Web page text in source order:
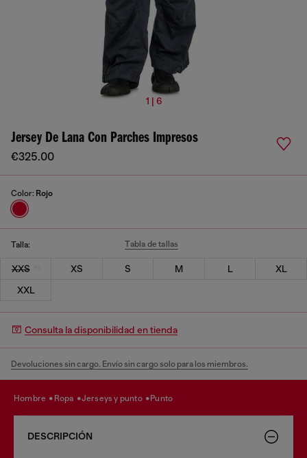
1 | 6
Jersey De Lana Con Parches Impresos
€325.00
Color: Rojo
Talla: Tabla de tallas
XXS XS S M L
XL
XXL
Consulta la disponibilidad en tienda
Devoluciones sin cargo. Envío sin cargo solo para los miembros.
hombre ropa jerseys y punto punto
DESCRIPCIÓN